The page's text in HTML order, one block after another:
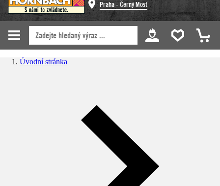
Praha - Černý Most
Úvodní stránka